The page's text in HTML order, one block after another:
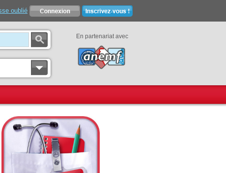
oublié
En partenariat avec